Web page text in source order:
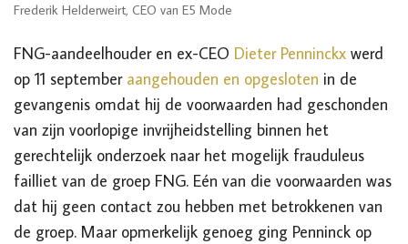
Frederik Helderweirt, CEO van E5 Mode
FNG-aandeelhouder en ex-CEO Dieter Penninckx werd
op 11 september aangehouden en opgesloten in de
gevangenis omdat hij de voorwaarden had geschonden
van zijn voorlopige invrijheidstelling binnen het
gerechtelijk onderzoek naar het mogelijk frauduleus
failliet van de groep FNG. Eén van die voorwaarden was
dat hij geen contact zou hebben met betrokkenen van
de groep. Maar opmerkelijk genoeg ging Penninck op